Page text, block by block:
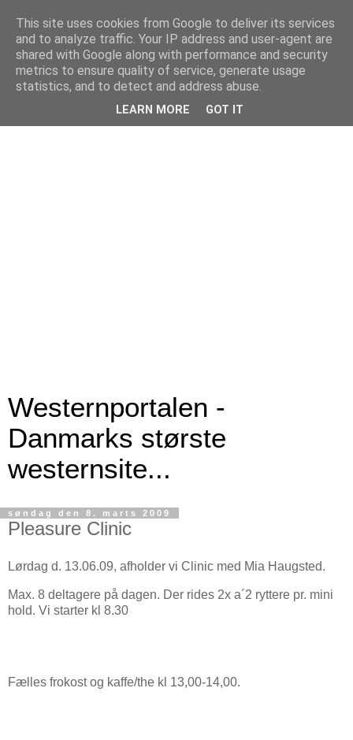
Westernportalen -
Danmarks største
westernsite...
søndag den 8. marts 2009
Pleasure Clinic
Lørdag d. 13.06.09, afholder vi Clinic med Mia Haugsted.
Max. 8 deltagere på dagen. Der rides 2x a´2 ryttere pr. mini
hold. Vi starter kl 8.30
Fælles frokost og kaffe/the kl 13,00-14,00.
This site uses cookies from Google to deliver its services
and to analyze traffic. Your IP address and user-agent are
shared with Google along with performance and security
metrics to ensure quality of service, generate usage
statistics, and to detect and address abuse.
LEARN MORE GOT IT